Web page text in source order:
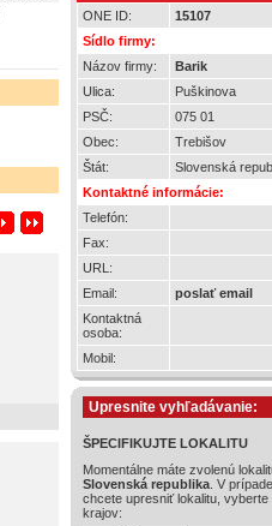
ONE ID:
15107
Sídlo firmy:
Názov firmy:
Barik
Ulica:
Puškinova
PSČ:
075 01
Obec:
Trebišov
Štát:
Slovenská
Kontaktné informácie:
Telefón:
Fax:
URL:
Email:
poslať email
Kontaktná
osoba:
Mobil:
Upresnite vyhľadávanie:
ŠPECIFIKUJTE LOKALITU
Momentálne máte zvolenú
Slovenská republika . V
chcete upresniť lokalitu, vyberte
krajov: